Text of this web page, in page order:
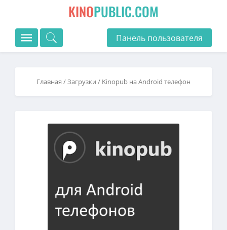
KINOPUBLIC.COM
Панель пользователя
Главная /Загрузки / Kinopub на Android телефон